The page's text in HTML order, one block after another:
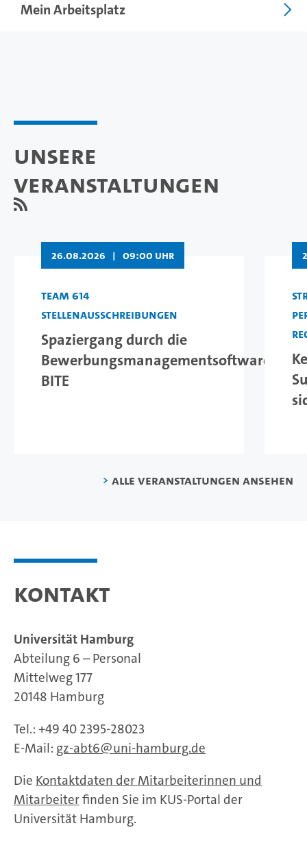
Mein Arbeitsplatz
Unsere
Veranstaltungen
26.08.2026 | 09:00 Uhr
Team 614
Stellenausschreibungen
Spaziergang durch die
Bewerbungsmanagementsoftware
BITE
Alle Veranstaltungen ansehen
Kontakt
Universität Hamburg
Abteilung 6 – Personal
Mittelweg 177
20148 Hamburg
Tel.: +49 40 2395-28023
E-Mail: gz-abt6
uni-hamburg.de
Die Kontaktdaten der Mitarbeiterinnen und
Mitarbeiterfinden Sie im KUS-Portal der
Universität Hamburg.